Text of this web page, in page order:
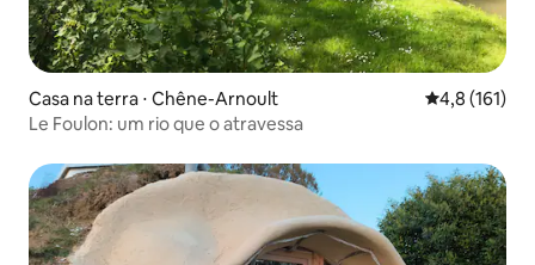
Casa na terra ⋅ Chêne-Arnoult 4,8 de uma
4,8 (161)
Le Foulon: um rio que o atravessa